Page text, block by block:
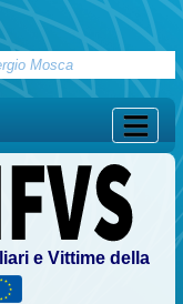
Mosca
e Vittime della